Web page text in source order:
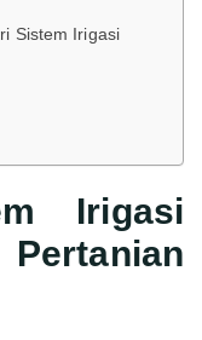
Sistem Irigasi
Irigasi